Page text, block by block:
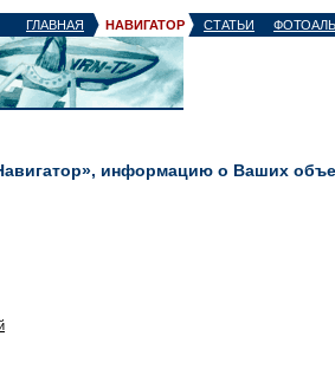
ГЛАВНАЯ НАВИГАТОР СТАТЬИ
информацию о Ваших